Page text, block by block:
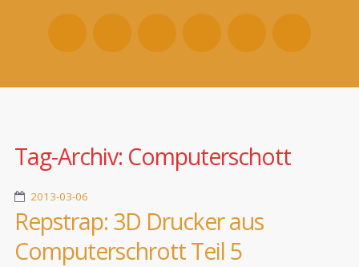
Tag-Archiv: Computerschott
2013-03-06
Repstrap: 3D Drucker aus
Computerschrott Teil 5